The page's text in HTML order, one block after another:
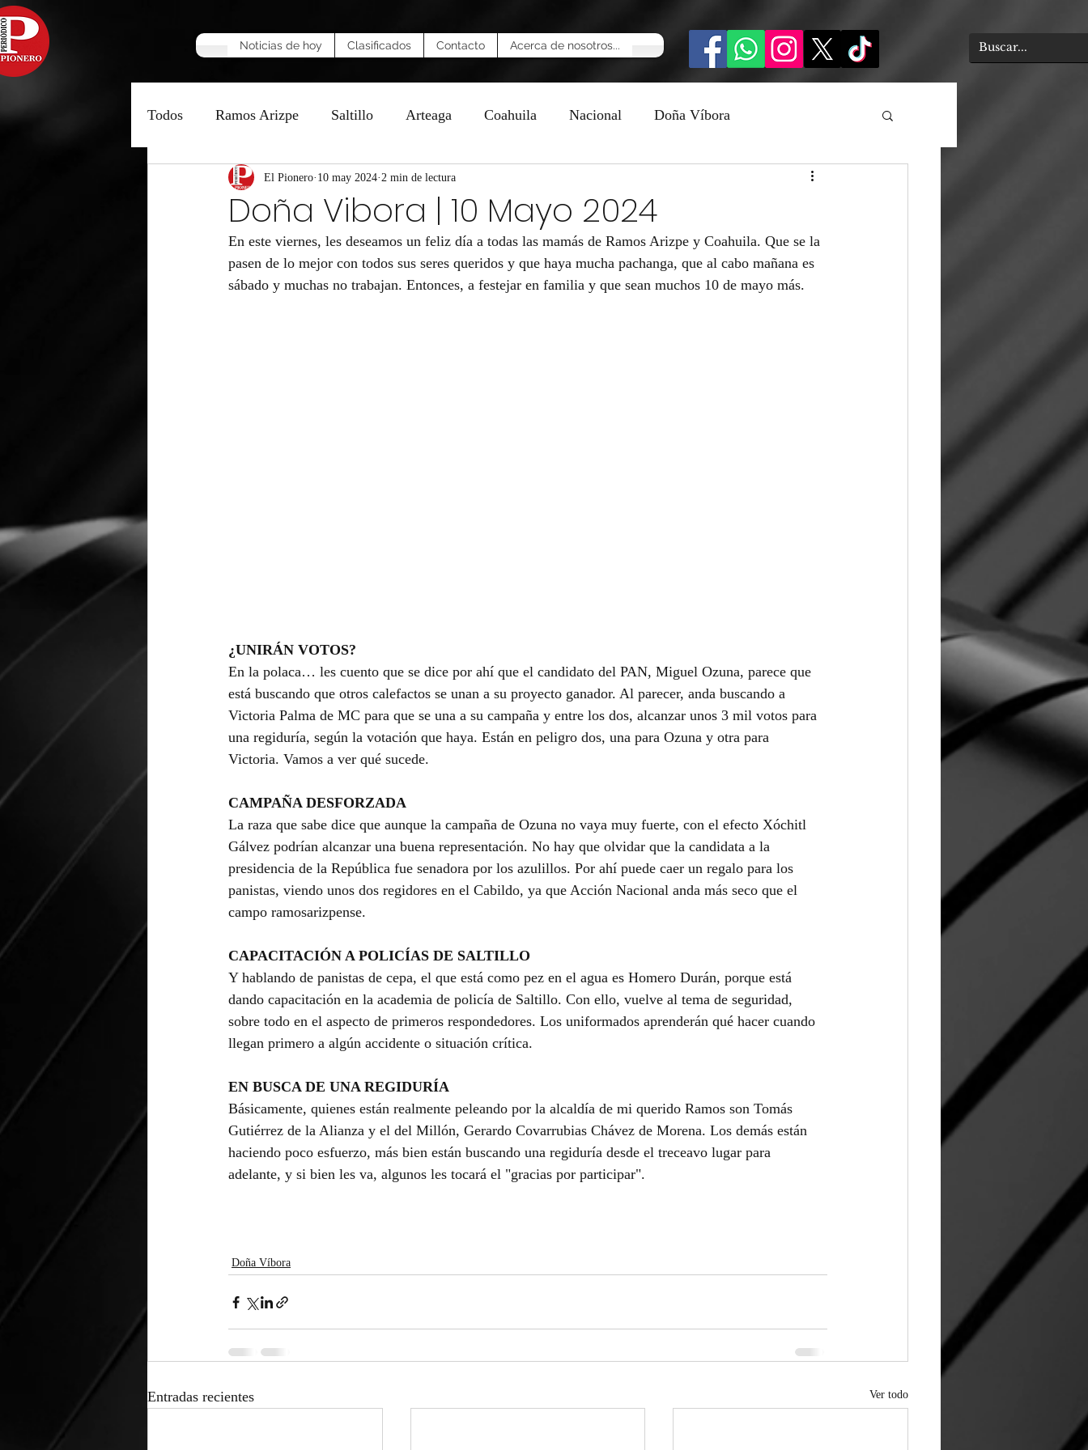
Noticias de hoy Clasificados Contacto Acerca de nosotros...
Todos Ramos Arizpe Saltillo Arteaga Coahuila Nacional Doña Víbora
Manzana Caliente Opinión
Doña Vibora | 10 Mayo 2024
El Pionero 10 may 2024 2 min de lectura
En este viernes, les deseamos un feliz día a todas las mamás de Ramos Arizpe y Coahuila. Que se la
pasen de lo mejor con todos sus seres queridos y que haya mucha pachanga, que al cabo mañana es
sábado y muchas no trabajan. Entonces, a festejar en familia y que sean muchos 10 de mayo más.
¿UNIRÁN VOTOS?
En la polaca… les cuento que se dice por ahí que el candidato del PAN, Miguel Ozuna, parece que
está buscando que otros calefactos se unan a su proyecto ganador. Al parecer, anda buscando a
Victoria Palma de MC para que se una a su campaña y entre los dos, alcanzar unos 3 mil votos para
una regiduría, según la votación que haya. Están en peligro dos, una para Ozuna y otra para
Victoria. Vamos a ver qué sucede.
CAMPAÑA DESFORZADA
La raza que sabe dice que aunque la campaña de Ozuna no vaya muy fuerte, con el efecto Xóchitl
Gálvez podrían alcanzar una buena representación. No hay que olvidar que la candidata a la
presidencia de la República fue senadora por los azulillos. Por ahí puede caer un regalo para los
panistas, viendo unos dos regidores en el Cabildo, ya que Acción Nacional anda más seco que el
campo ramosarizpense.
CAPACITACIÓN A POLICÍAS DE SALTILLO
Y hablando de panistas de cepa, el que está como pez en el agua es Homero Durán, porque está
dando capacitación en la academia de policía de Saltillo. Con ello, vuelve al tema de seguridad,
sobre todo en el aspecto de primeros respondedores. Los uniformados aprenderán qué hacer cuando
llegan primero a algún accidente o situación crítica.
EN BUSCA DE UNA REGIDURÍA
Básicamente, quienes están realmente peleando por la alcaldía de mi querido Ramos son Tomás
Gutiérrez de la Alianza y el del Millón, Gerardo Covarrubias Chávez de Morena. Los demás están
haciendo poco esfuerzo, más bien están buscando una regiduría desde el treceavo lugar para
adelante, y si bien les va, algunos les tocará el "gracias por participar".
Doña Víbora
Entradas recientes Ver todo